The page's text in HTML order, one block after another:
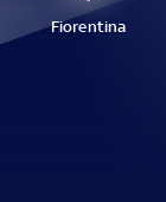
Fiorentina